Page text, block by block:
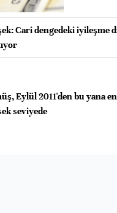
Cari dengedeki iyileşme
Eylül 2011'den bu yana en
seviyede